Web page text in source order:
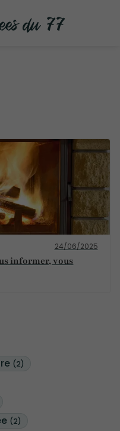
(2)
(2)
24/06/2025
informer, vous